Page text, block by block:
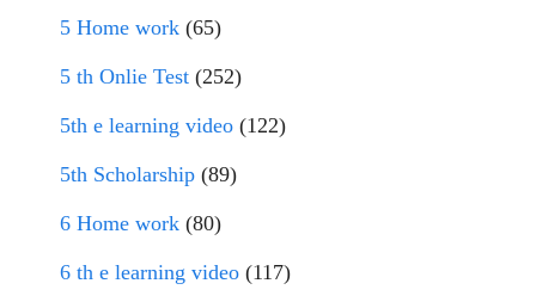
5 Home work (65)
5 th Onlie Test (252)
5th e learning video (122)
5th Scholarship (89)
6 Home work (80)
6 th e learning video (117)